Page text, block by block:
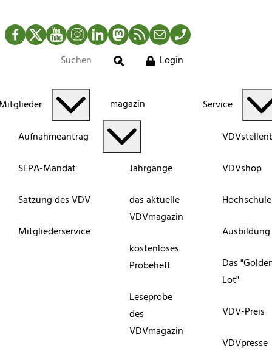
Facebook
TwitterYouTubeInstagram
LinkedInMastodonRSS-Newsfeed
MailTelefon
Suche
Login
Aufnahmeantrag
SEPA-Mandat
Satzung des VDV
Mitgliederservice
magazin
Jahrgänge
das aktuelle
VDVmagazin
kostenloses
Probeheft
Leseprobe
des
VDVmagazin
Service
VDVshop
Ausbildung
Das
Lot"
VDV-Preis
VDVpresse